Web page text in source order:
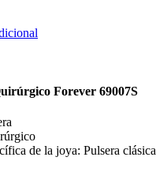
Forever 69007S
de la joya: Pulsera clásica